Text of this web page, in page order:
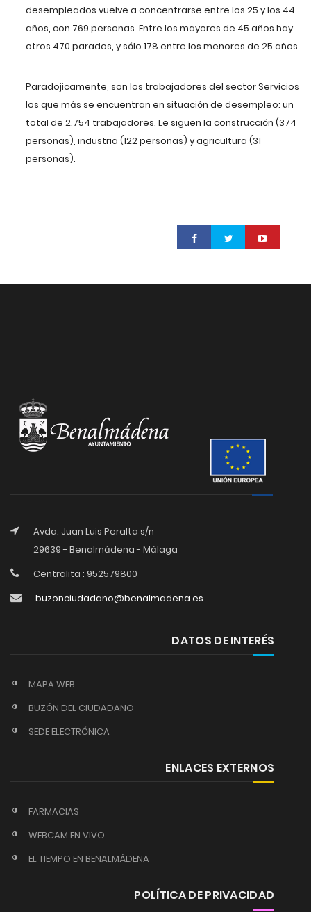
desempleados vuelve a concentrarse entre los 25 y los 44
años, con 769 personas. Entre los mayores de 45 años hay
otros 470 parados, y sólo 178 entre los menores de 25 años.
Paradojicamente, son los trabajadores del sector Servicios
los que más se encuentran en situación de desempleo: un
total de 2.754 trabajadores. Le siguen la construcción (374
personas), industria (122 personas) y agricultura (31
personas).
Avda. Juan Luis Peralta s/n
29639 - Benalmádena - Málaga
Centralita : 952579800
buzonciudadano@benalmadena.es
DATOS DE INTERÉS
MAPA WEB
BUZÓN DEL CIUDADANO
SEDE ELECTRÓNICA
ENLACES EXTERNOS
FARMACIAS
WEBCAM EN VIVO
EL TIEMPO EN BENALMÁDENA
POLÍTICA DE PRIVACIDAD